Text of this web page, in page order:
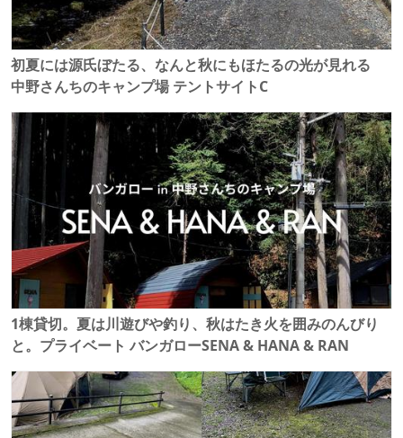
初夏には源氏ぼたる、なんと秋にもほたるの光が見れる
中野さんちのキャンプ場 テントサイトC
1棟貸切。夏は川遊びや釣り、秋はたき火を囲みのんびり
と。プライベート バンガローSENA & HANA & RAN